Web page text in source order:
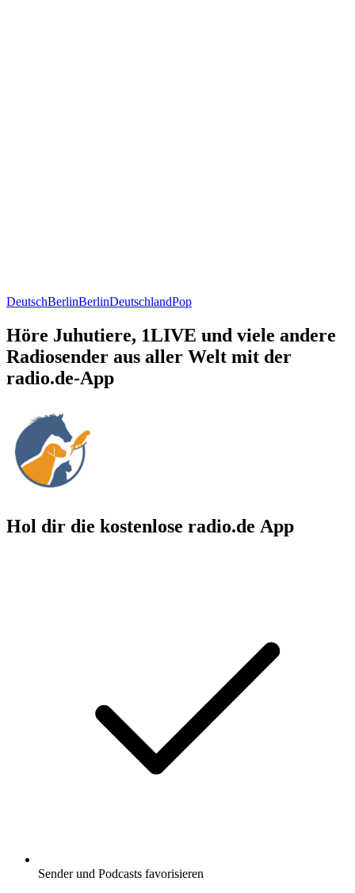
DeutschBerlinBerlinDeutschlandPop
Höre Juhutiere, 1LIVE und viele andere
Radiosender aus aller Welt mit der
radio.de-App
Hol dir die kostenlose radio.de App
Sender und Podcasts favorisieren